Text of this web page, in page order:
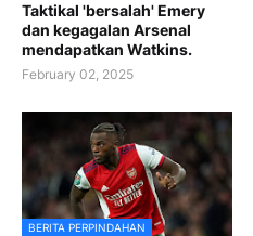
Taktikal 'bersalah' Emery
dan kegagalan Arsenal
mendapatkan Watkins.
February 02, 2025
BERITA PERPINDAHAN